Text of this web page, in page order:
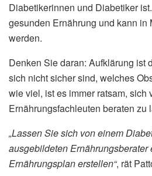
Diabetikerinnen und Diabetiker
gesunden Ernährung und kann in
werden.
Denken Sie daran: Aufklärung ist
sich nicht sicher sind, welches
wie viel, ist es immer ratsam, sich
Ernährungsfachleuten beraten zu
„Lassen Sie sich von einem
ausgebildeten Ernährungsberater
Ernährungsplan erstellen“, rät